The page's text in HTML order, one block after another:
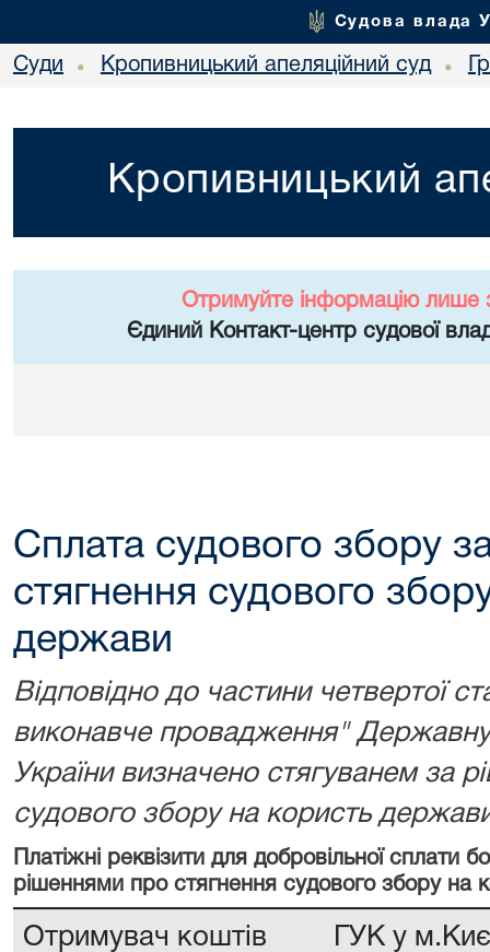
Судова влада
Суди • Кропивницький апеляційний суд •
Кропивницький
Отримуйте інформацію лише
Єдиний Контакт-центр судової
Сплата судового збору
стягнення судового
держави
Відповідно до частини четвертої
виконавче провадження" Державну
України визначено стягуванем за
судового збору на користь
Платіжні реквізити для добровільної
рішеннями про стягнення судового збору на
Отримувач коштів ГУК у